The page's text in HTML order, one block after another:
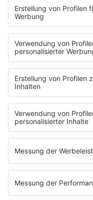
STARTSEITE
SERVICE
Kontakt
Newsletter
Jobs & Praktika
Pressekontakt
Presse & Downloads
Verkehr
Wetter
EMPFANG
Übersicht
radio.de
radioplayer.de
Partner